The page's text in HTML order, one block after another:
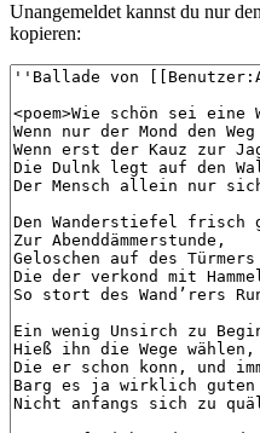
Unangemeldet kannst du nur
kopieren: